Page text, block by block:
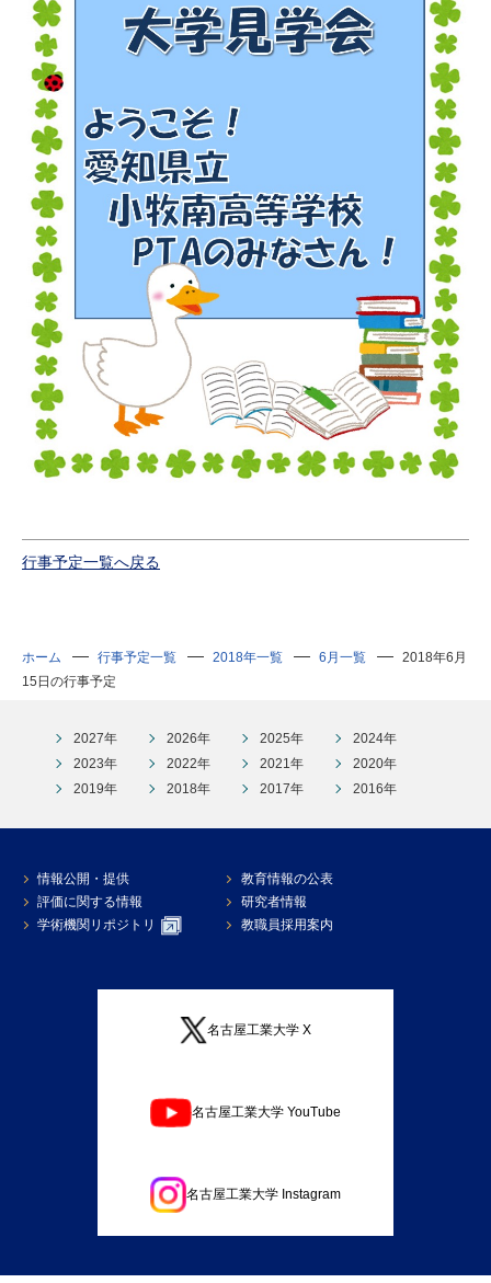
行事予定一覧へ戻る
ホーム 行事予定一覧 2018年一覧 6月一覧
2018年6月
15日の行事予定
2027年 2026年 2025年
2024年
2023年
2022年 2021年
2020年
2019年
2018年 2017年 2016年
情報公開・提供
教育情報の公表
評価に関する情報
研究者情報
学術機関リポジトリ
教職員採用案内
名古屋工業大学 X
名古屋工業大学 YouTube
名古屋工業大学 Instagram